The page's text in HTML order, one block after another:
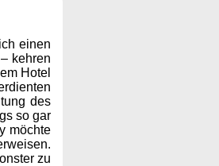
einen
kehren
Hotel
des
so gar
möchte
zu